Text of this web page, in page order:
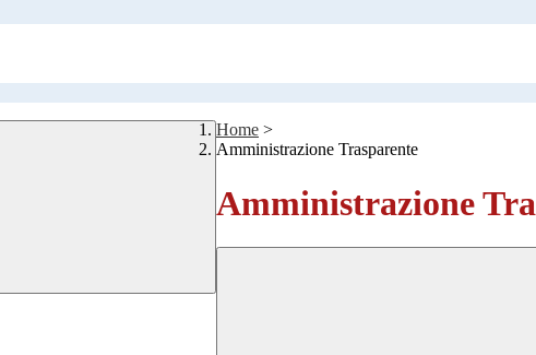
Home >
Amministrazione Trasparente
Amministrazione